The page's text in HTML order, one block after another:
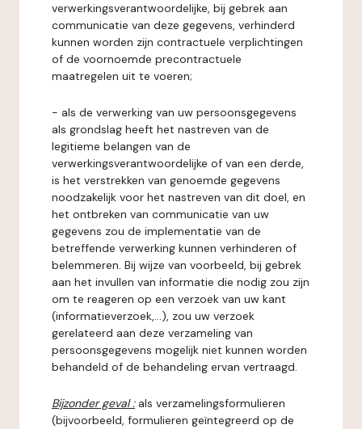
verwerkingsverantwoordelijke, bij gebrek aan
communicatie van deze gegevens, verhinderd
kunnen worden zijn contractuele verplichtingen
of de voornoemde precontractuele
maatregelen uit te voeren;
- als de verwerking van uw persoonsgegevens
als grondslag heeft het nastreven van de
legitieme belangen van de
verwerkingsverantwoordelijke of van een derde,
is het verstrekken van genoemde gegevens
noodzakelijk voor het nastreven van dit doel, en
het ontbreken van communicatie van uw
gegevens zou de implementatie van de
betreffende verwerking kunnen verhinderen of
belemmeren. Bij wijze van voorbeeld, bij gebrek
aan het invullen van informatie die nodig zou zijn
om te reageren op een verzoek van uw kant
(informatieverzoek,...), zou uw verzoek
gerelateerd aan deze verzameling van
persoonsgegevens mogelijk niet kunnen worden
behandeld of de behandeling ervan vertraagd.
Bijzonder geval : als verzamelingsformulieren
(bijvoorbeeld, formulieren geïntegreerd op de